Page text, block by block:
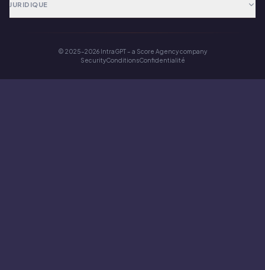
JURIDIQUE
© 2025–2026 IntraGPT – a Score Agency company
SecurityConditionsConfidentialité